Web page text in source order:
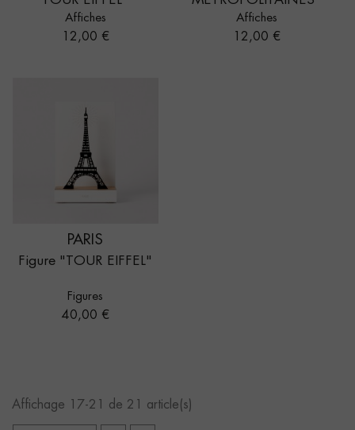
Affiches
Prix
12,00 €
Affiches
Prix
12,00 €
PARIS
Figure "TOUR EIFFEL"
Figures
Prix
40,00 €
Affichage 17-21 de 21 article(s)